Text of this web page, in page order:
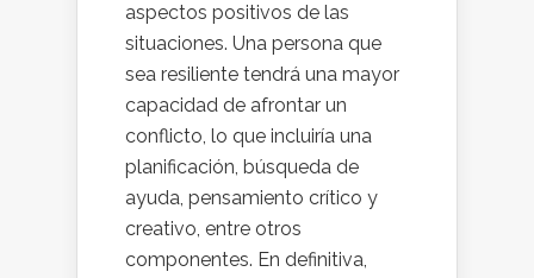
aspectos positivos de las
situaciones. Una persona que
sea resiliente tendrá una mayor
capacidad de afrontar un
conflicto, lo que incluiría una
planificación, búsqueda de
ayuda, pensamiento crítico y
creativo, entre otros
componentes. En definitiva,